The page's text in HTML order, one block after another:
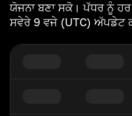
ਯੋਜਨਾ ਬਣਾ ਸਕੋ। ਪੱਧਰ ਨੂੰ
ਸਵੇਰੇ 9 ਵਜੇ (UTC) ਅੱਪਡੇਟ